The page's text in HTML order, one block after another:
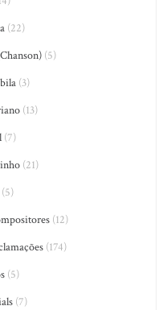
(22)
(5)
(3)
(13)
(7)
(21)
(5)
(12)
(174)
(5)
(7)